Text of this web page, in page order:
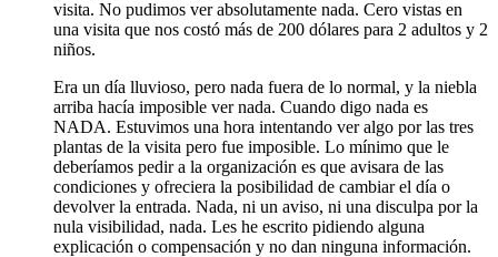
visita. No pudimos ver absolutamente nada. Cero vistas en
una visita que nos costó más de 200 dólares para 2 adultos y 2
niños.
Era un día lluvioso, pero nada fuera de lo normal, y la niebla
arriba hacía imposible ver nada. Cuando digo nada es
NADA. Estuvimos una hora intentando ver algo por las tres
plantas de la visita pero fue imposible. Lo mínimo que le
deberíamos pedir a la organización es que avisara de las
condiciones y ofreciera la posibilidad de cambiar el día o
devolver la entrada. Nada, ni un aviso, ni una disculpa por la
nula visibilidad, nada. Les he escrito pidiendo alguna
explicación o compensación y no dan ninguna información.